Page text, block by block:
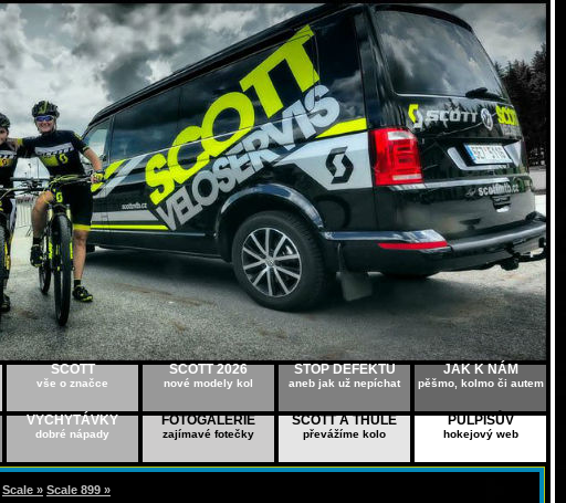
SCOTT
vše o značce
SCOTT 2026
nové modely kol
STOP DEFEKTU
aneb jak už nepíchat
JAK K NÁM
pěšmo, kolmo či autem
VYCHYTÁVKY
dobré nápady
FOTOGALERIE
zajímavé fotečky
SCOTT A THULE
převážíme kolo
PULPISŮV
hokejový web
Scale » Scale 899 »